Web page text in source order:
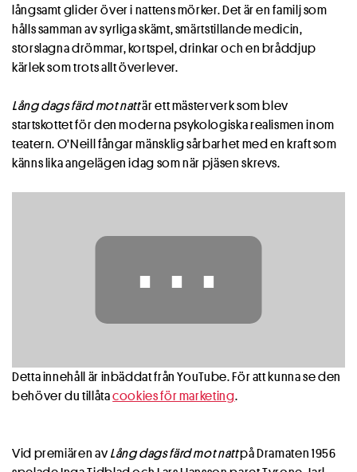
långsamt glider över i nattens mörker. Det är en familj som
hålls samman av syrliga skämt, smärtstillande medicin,
storslagna drömmar, kortspel, drinkar och en bråddjup
kärlek som trots allt överlever.
Lång dags färd mot nattär ett mästerverk som blev
startskottet för den moderna psykologiska realismen inom
teatern. O’Neill fångar mänsklig sårbarhet med en kraft som
känns lika angelägen idag som när pjäsen skrevs.
⋯
Detta innehåll är inbäddat från YouTube. För att kunna se den
behöver du tillåtacookies för marketing.
Vid premiären avLång dags färd mot nattpå Dramaten 1956